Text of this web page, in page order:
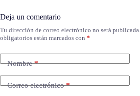
Deja un comentario
Tu dirección de correo electrónico no será publicada.
obligatorios están marcados con *
Nombre*
Correo electrónico*